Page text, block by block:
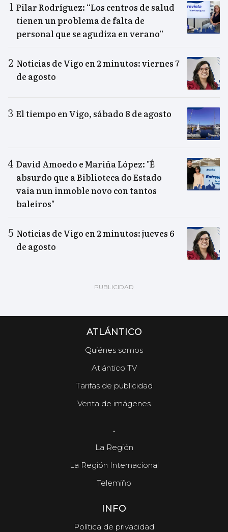
Pilar Rodríguez: “Los centros de salud
tienen un problema de falta de
personal que se agudiza en verano”
Noticias de Vigo en 2 minutos: viernes 7
de agosto
El tiempo en Vigo, sábado 8 de agosto
David Amoedo e Mariña López: "É
absurdo que a Biblioteca do Estado
vaia nun inmoble novo con tantos
baleiros"
Noticias de Vigo en 2 minutos: jueves 6
de agosto
ATLÁNTICO
Quiénes somos
Atlántico TV
Tarifas de publicidad
Venta de imágenes
.
La Región
La Región Internacional
Telemiño
INFO
Política de privacidad